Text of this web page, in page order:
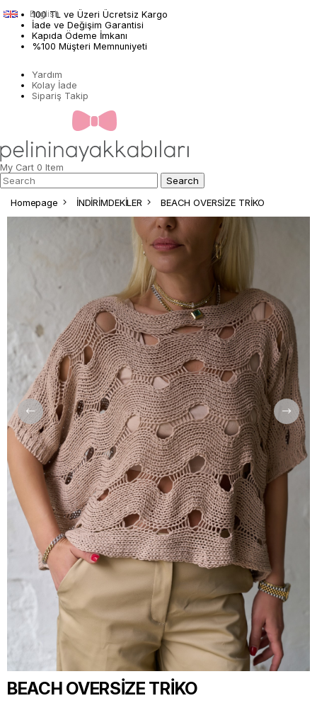
100 TL ve Üzeri Ücretsiz Kargo
İade ve Değişim Garantisi
Kapıda Ödeme İmkanı
%100 Müşteri Memnuniyeti
Yardım
Kolay İade
Sipariş Takip
English
My Cart 0 Item
Homepage İNDİRİMDEKİLER BEACH OVERSİZE TRİKO
BEACH OVERSİZE TRİKO